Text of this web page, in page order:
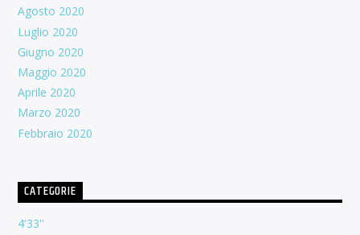
Agosto 2020
Luglio 2020
Giugno 2020
Maggio 2020
Aprile 2020
Marzo 2020
Febbraio 2020
CATEGORIE
4'33''